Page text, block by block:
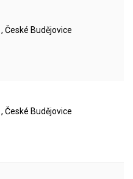
České Budějovice
České Budějovice